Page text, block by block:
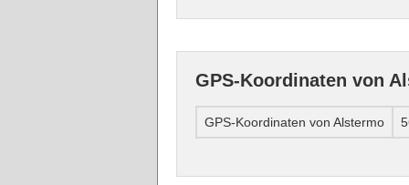
GPS-Koordinaten von
GPS-Koordinaten von Alstermo